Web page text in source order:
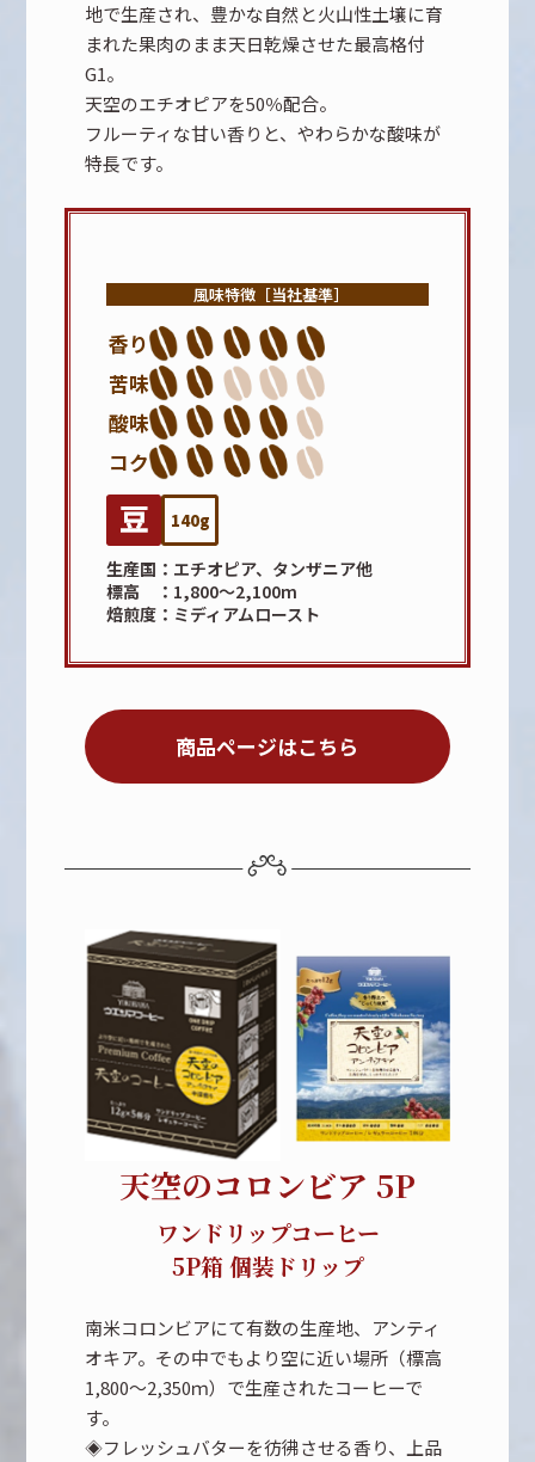
地で生産され、豊かな自然と火山性土壌に育
まれた果肉のまま天日乾燥させた最高格付
G1。
天空のエチオピアを50％配合。
フルーティな甘い香りと、やわらかな酸味が
特長です。
風味特徴［当社基準］
香り
苦味
酸味
コク
140g
生産国
エチオピア、タンザニア他
標高
1,800～2,100m
焙煎度
ミディアムロースト
商品ページはこちら
天空のコロンビア 5P
ワンドリップコーヒー
5P箱 個装ドリップ
南米コロンビアにて有数の生産地、アンティ
オキア。その中でもより空に近い場所（標高
1,800～2,350ｍ）で生産されたコーヒーで
す。
◈フレッシュバターを彷彿させる香り、上品